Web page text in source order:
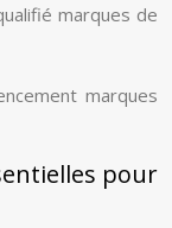
marques de
marques
pour